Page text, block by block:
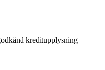
kreditupplysning